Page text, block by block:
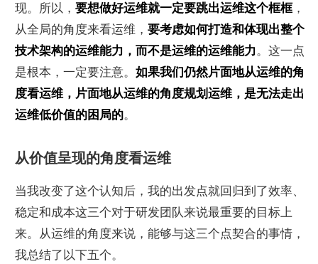
现。所以， 要想做好运维就一定要跳出运维这个框框，
从全局的角度来看运维， 要考虑如何打造和体现出整个
技术架构的运维能力，而不是运维的运维能力。这一点
是根本，一定要注意。 如果我们仍然片面地从运维的角
度看运维，片面地从运维的角度规划运维，是无法走出
运维低价值的困局的。
从价值呈现的角度看运维
当我改变了这个认知后，我的出发点就回归到了效率、
稳定和成本这三个对于研发团队来说最重要的目标上
来。从运维的角度来说，能够与这三个点契合的事情，
我总结了以下五个。